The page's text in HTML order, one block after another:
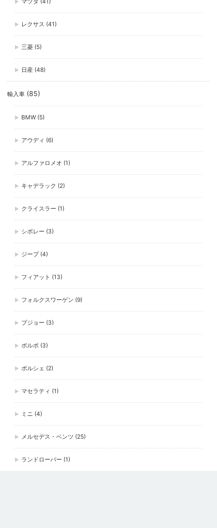
レクサス (41)
三菱 (5)
日産 (48)
輸入車 (85)
BMW (5)
アウディ (6)
アルファロメオ (1)
キャデラック (2)
クライスラー (1)
シボレー (3)
ジープ(4)
フィアット (13)
フォルクスワーゲン (9)
プジョー (3)
ボルボ (3)
ポルシェ (2)
マセラティ (1)
ミニ (4)
メルセデス・ベンツ (25)
ランドローバー (1)